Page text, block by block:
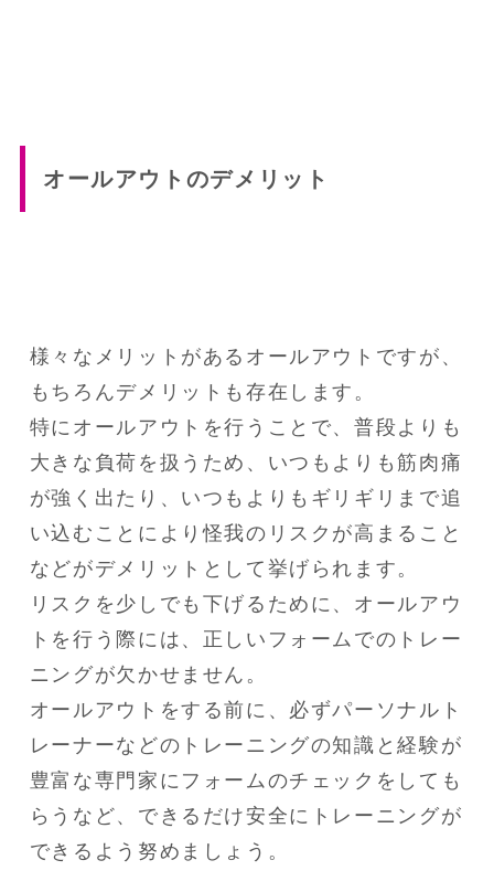
オールアウトのデメリット
様々なメリットがあるオールアウトですが、
もちろんデメリットも存在します。
特にオールアウトを行うことで、普段よりも
大きな負荷を扱うため、いつもよりも筋肉痛
が強く出たり、いつもよりもギリギリまで追
い込むことにより怪我のリスクが高まること
などがデメリットとして挙げられます。
リスクを少しでも下げるために、オールアウ
トを行う際には、正しいフォームでのトレー
ニングが欠かせません。
オールアウトをする前に、必ずパーソナルト
レーナーなどのトレーニングの知識と経験が
豊富な専門家にフォームのチェックをしても
らうなど、できるだけ安全にトレーニングが
できるよう努めましょう。